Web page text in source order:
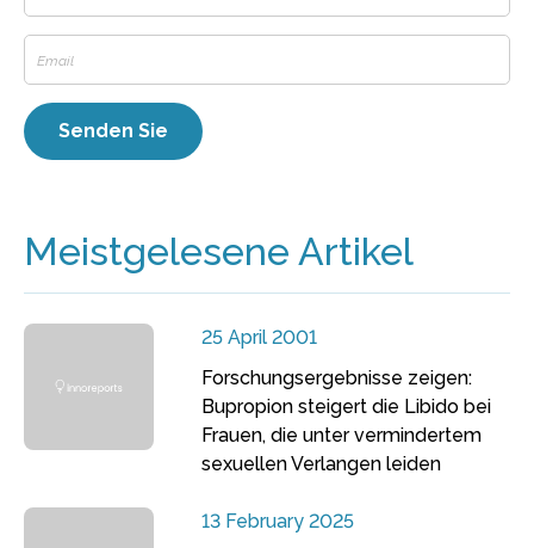
Meistgelesene Artikel
25 April 2001
Forschungsergebnisse zeigen:
Bupropion steigert die Libido bei
Frauen, die unter vermindertem
sexuellen Verlangen leiden
13 February 2025